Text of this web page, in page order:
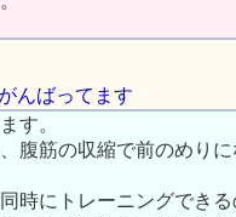
んばってます
す。
腹筋の収縮で前のめり
時にトレーニングできる